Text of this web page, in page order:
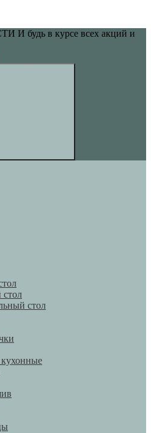
И будь в курсе всех акций и
стол
стол